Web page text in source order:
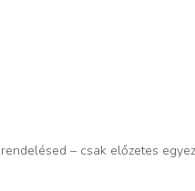
– csak előzetes